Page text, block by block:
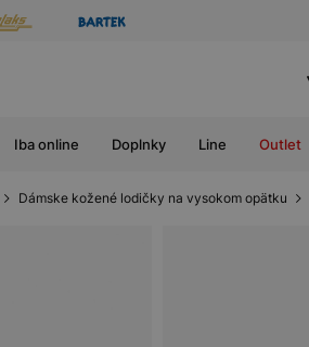
Iba online Doplnky Line Outlet
Dámske kožené lodičky na vysokom opätku